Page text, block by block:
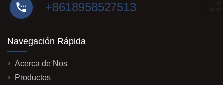
+8618958527513
Navegación Rápida
Acerca de Nos
Productos